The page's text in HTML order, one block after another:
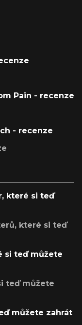
Pain - recenze
- recenze
které si teď
které si teď
si teď můžete
teď můžete
můžete zahrát